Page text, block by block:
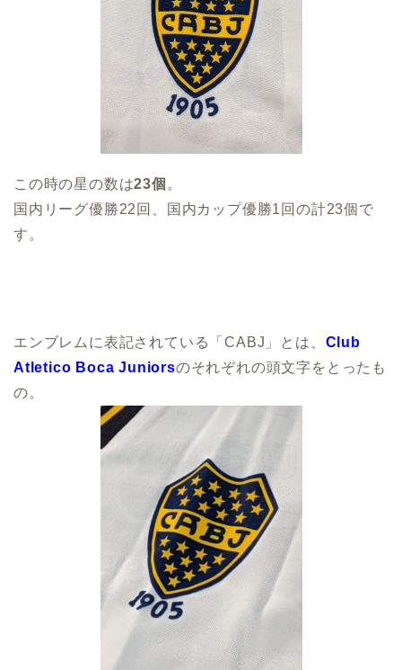
この時の星の数は23個 。
国内リーグ優勝22回、国内カップ優勝1回の計23個で
す。
エンブレムに表記されている「CABJ」とは、 Club
Atletico Boca Juniorsのそれぞれの頭文字をとったも
の。